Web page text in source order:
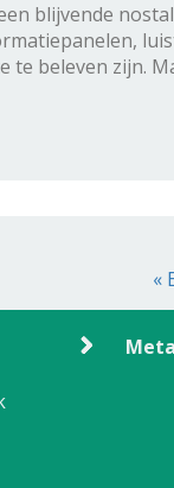
blijvende
te beleven zijn.
«
Meta